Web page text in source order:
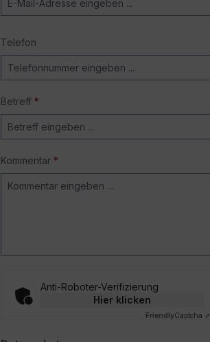
Telefon
Betreff *
Kommentar *
Anti-Roboter-Verifizierung
Hier klicken
FriendlyCaptcha ⇗